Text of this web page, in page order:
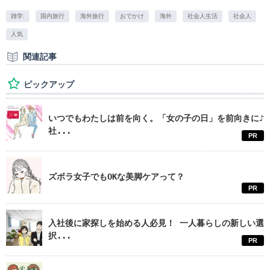
雑学. 国内旅行 海外旅行 おでかけ 海外 社会人生活 社会人
人気
関連記事
ピックアップ
いつでもわたしは前を向く。「女の子の日」を前向きに♪
社...
PR
ズボラ女子でもOKな美脚ケアって？
PR
入社後に家探しを始める人必見！ 一人暮らしの新しい選
択...
PR